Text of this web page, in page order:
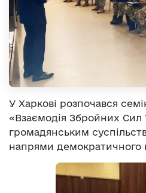
У Харкові розпочався
«Взаємодія Збройних Сил
громадянським
напрями демократичного